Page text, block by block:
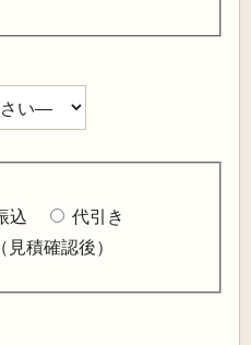
込
代引き
積確認後）